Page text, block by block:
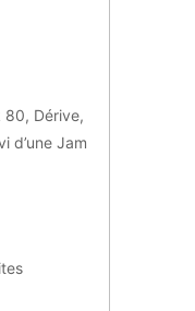
80, Dérive,
d’une Jam